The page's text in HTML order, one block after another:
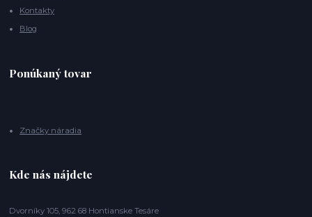
Kontakty
Blog
Ponúkaný tovar
Značky náradia
Kde nás nájdete
Dvorníky 105, 962 68 Hontianske Tesáre